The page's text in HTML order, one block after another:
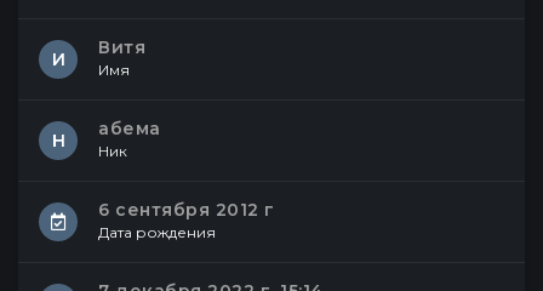
И
Витя
Имя
Н
абема
Ник
6 сентября 2012 г
Дата рождения